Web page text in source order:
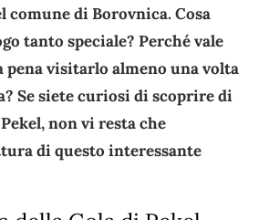
comune di Borovnica. Cosa
tanto speciale? Perché vale
pena visitarlo almeno una volta
Se siete curiosi di scoprire di
non vi resta che
di questo interessante